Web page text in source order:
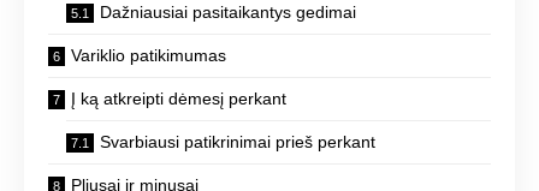
Dažniausiai pasitaikantys gedimai
Variklio patikimumas
Į ką atkreipti dėmesį perkant
Svarbiausi patikrinimai prieš perkant
Pliusai ir minusai